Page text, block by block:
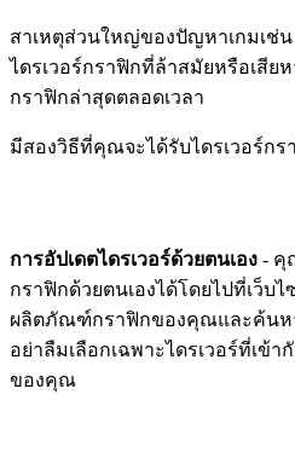
สาเหตุส่วนใหญ่ของปัญหาเกมเช่น
ไดรเวอร์กราฟิกที่ล้าสมัยหรือเสีย
กราฟิกล่าสุดตลอดเวลา
มีสองวิธีที่คุณจะได้รับไดรเวอร์กร
การอัปเดตไดรเวอร์ด้วยตนเอง - คุ
กราฟิกด้วยตนเองได้โดยไปที่เว็บ
ผลิตภัณฑ์กราฟิกของคุณและค้นห
อย่าลืมเลือกเฉพาะไดรเวอร์ที่เข้า
ของคุณ